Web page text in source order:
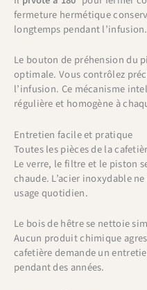
fermeture hermétique
longtemps pendant l’infusion.
Le bouton de préhension du
optimale. Vous contrôlez
l’infusion. Ce mécanisme
régulière et homogène à
Entretien facile et pratique
Toutes les pièces de la
Le verre, le filtre et le piston
chaude. L’acier inoxydable
usage quotidien.
Le bois de hêtre se nettoie
Aucun produit chimique
cafetière demande un
pendant des années.